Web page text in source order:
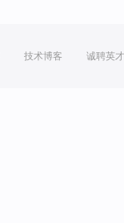
技术博客 诚聘英才